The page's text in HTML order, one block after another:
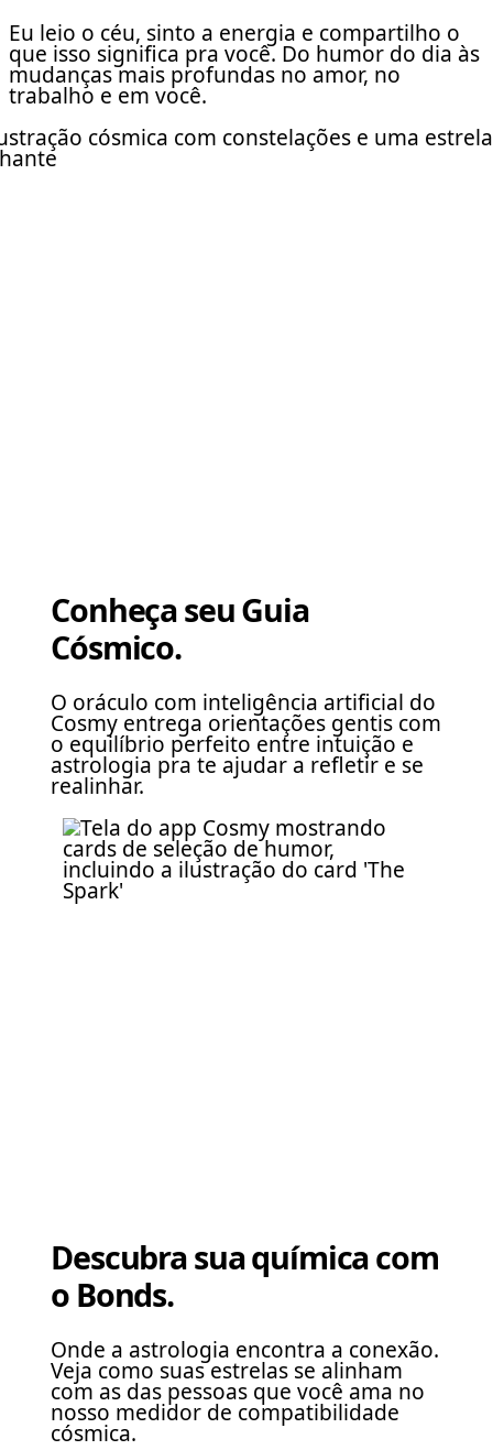
Eu leio o céu, sinto a energia e compartilho o
que isso significa pra você. Do humor do dia às
mudanças mais profundas no amor, no
trabalho e em você.
Conheça seu Guia
Cósmico.
O oráculo com inteligência artificial do
Cosmy entrega orientações gentis com
o equilíbrio perfeito entre intuição e
astrologia pra te ajudar a refletir e se
realinhar.
Descubra sua química com
o Bonds.
Onde a astrologia encontra a conexão.
Veja como suas estrelas se alinham
com as das pessoas que você ama no
nosso medidor de compatibilidade
cósmica.